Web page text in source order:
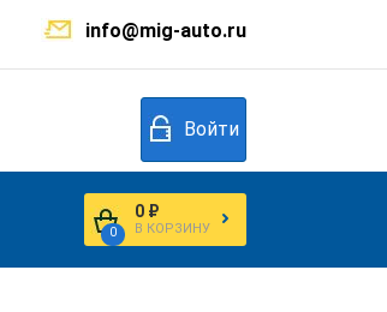
info@mig-auto.ru
Войти
0
0 ₽
В КОРЗИНУ